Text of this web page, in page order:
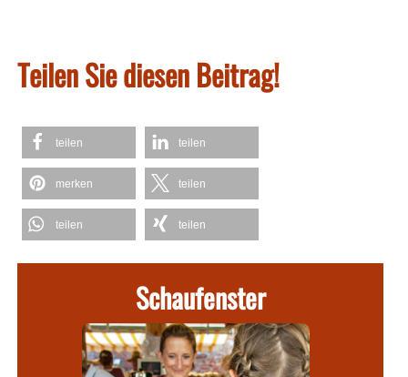
Teilen Sie diesen Beitrag!
teilen teilen
merken teilen
teilen teilen
Schaufenster